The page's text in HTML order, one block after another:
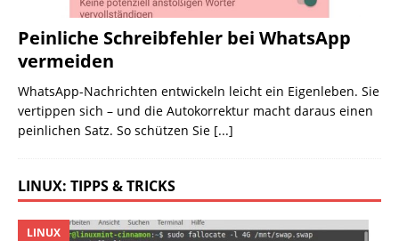
Peinliche Schreibfehler bei WhatsApp
vermeiden
WhatsApp-Nachrichten entwickeln leicht ein Eigenleben. Sie
vertippen sich – und die Autokorrektur macht daraus einen
peinlichen Satz. So schützen Sie [...]
LINUX: TIPPS & TRICKS
LINUX